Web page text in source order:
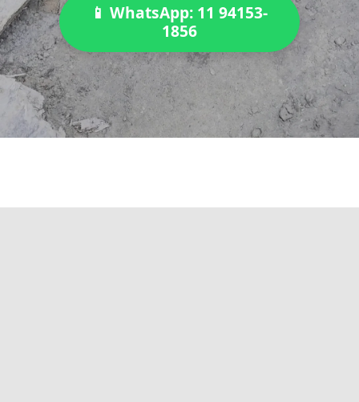
📱 WhatsApp: 11 94153-
1856